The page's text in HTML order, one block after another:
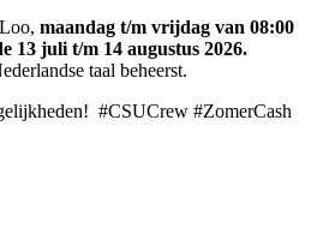
maandag t/m vrijdag van 08:00
13 juli t/m 14 augustus 2026.
taal beheerst.
#CSUCrew #ZomerCash